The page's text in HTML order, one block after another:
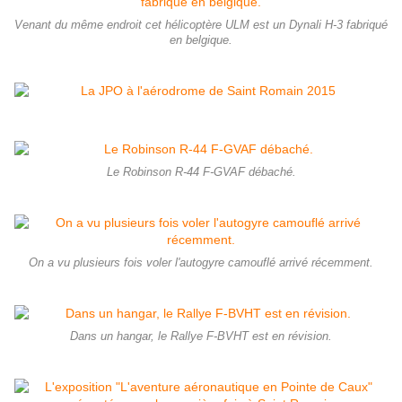
Venant du même endroit cet hélicoptère ULM est un Dynali H-3 fabriqué
en belgique.
Le Robinson R-44 F-GVAF débaché.
On a vu plusieurs fois voler l'autogyre camouflé arrivé récemment.
Dans un hangar, le Rallye F-BVHT est en révision.